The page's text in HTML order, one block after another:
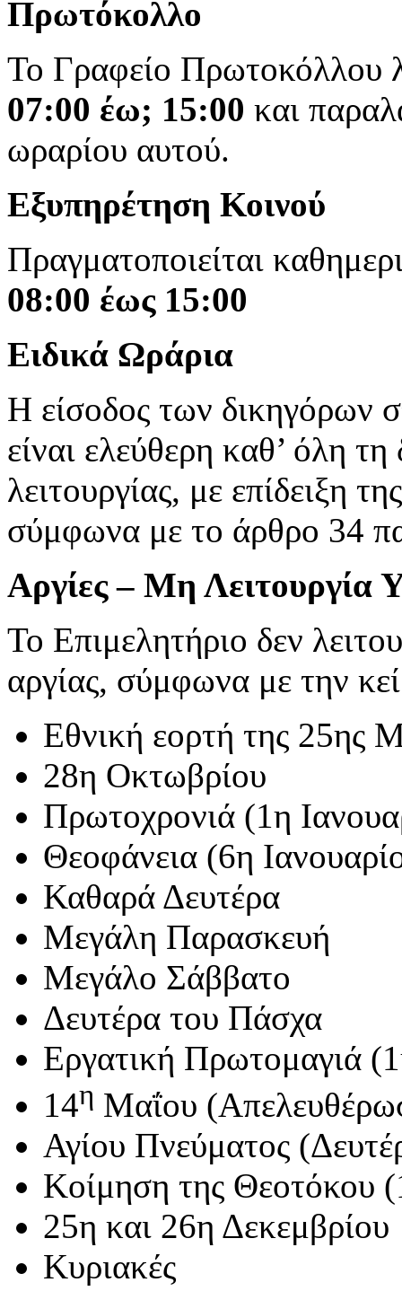
Πρωτόκολλο
Το Γραφείο Πρωτοκόλλου
07:00 έω; 15:00 και
ωραρίου αυτού.
Εξυπηρέτηση Κοινού
Πραγματοποιείται
08:00 έως 15:00
Ειδικά Ωράρια
Η είσοδος των δικηγόρων
είναι ελεύθερη καθ’ όλη
λειτουργίας, με επίδειξη
σύμφωνα με το άρθρο 34
Αργίες – Μη Λειτουργία
Το Επιμελητήριο δεν
αργίας, σύμφωνα με την
Εθνική εορτή της 25ης
28η Οκτωβρίου
Πρωτοχρονιά (1η
Θεοφάνεια (6η
Καθαρά Δευτέρα
Μεγάλη Παρασκευή
Μεγάλο Σάββατο
Δευτέρα του Πάσχα
Εργατική Πρωτομαγιά
14η Μαΐου
Αγίου Πνεύματος
Κοίμηση της Θεοτόκου
25η και 26η Δεκεμβρίου
Κυριακές